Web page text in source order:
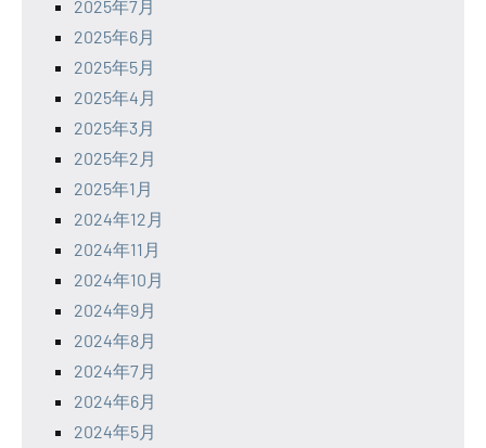
2025年7月
2025年6月
2025年5月
2025年4月
2025年3月
2025年2月
2025年1月
2024年12月
2024年11月
2024年10月
2024年9月
2024年8月
2024年7月
2024年6月
2024年5月